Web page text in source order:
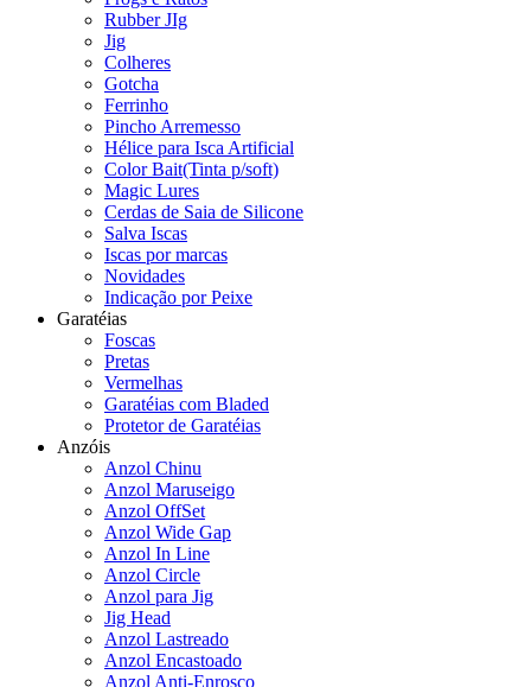
Rubber JIg
Jig
Colheres
Gotcha
Ferrinho
Pincho Arremesso
Hélice para Isca Artificial
Color Bait(Tinta p/soft)
Magic Lures
Cerdas de Saia de Silicone
Salva Iscas
Iscas por marcas
Novidades
Indicação por Peixe
Garatéias
Foscas
Pretas
Vermelhas
Garatéias com Bladed
Protetor de Garatéias
Anzóis
Anzol Chinu
Anzol Maruseigo
Anzol OffSet
Anzol Wide Gap
Anzol In Line
Anzol Circle
Anzol para Jig
Jig Head
Anzol Lastreado
Anzol Encastoado
Anzol Anti-Enrosco